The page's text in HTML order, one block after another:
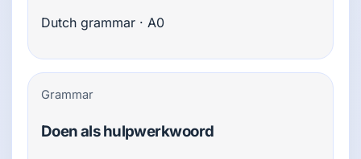
Dutch grammar · A0
Grammar
Doen als hulpwerkwoord